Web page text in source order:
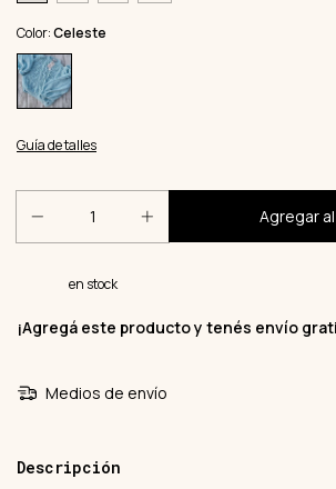
Color:Celeste
Guía de talles
en stock
¡Agregá este producto y tenés envío
Medios de envío
Descripción